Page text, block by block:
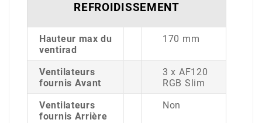
REFROIDISSEMENT
Hauteur max du
ventirad
170 mm
Ventilateurs
fournis Avant
3 x AF120
RGB Slim
Ventilateurs
fournis Arrière
Non